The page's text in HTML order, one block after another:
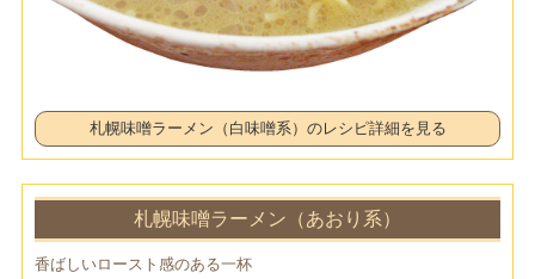
札幌味噌ラーメン（白味噌系）のレシピ詳細を見る
札幌味噌ラーメン（あおり系）
香ばしいロースト感のある一杯